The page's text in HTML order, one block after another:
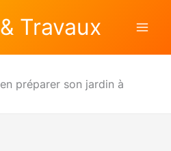
Travaux
préparer son jardin à